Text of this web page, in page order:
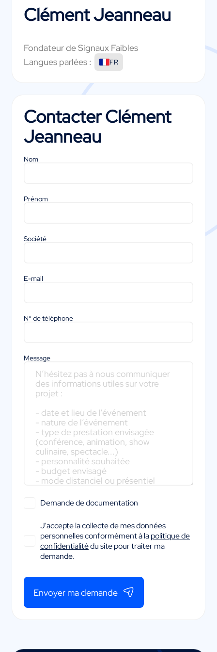
Clément Jeanneau
Fondateur de Signaux Faibles
Langues parlées :
FR
ContacterClément
Jeanneau
Nom
Prénom
Société
E-mail
N° de téléphone
Message
Demande de documentation
J'accepte la collecte de mes données
personnelles conformément à lapolitique de
confidentialitédu site pour traiter ma
demande.
Envoyer ma demande